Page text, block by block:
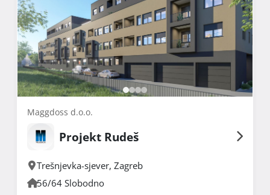
Maggdoss d.o.o.
Projekt Rudeš
Trešnjevka-sjever, Zagreb
56/64 Slobodno